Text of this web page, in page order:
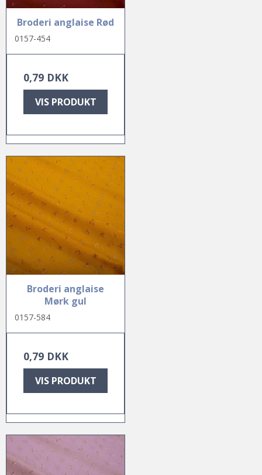
Broderi anglaise Rød
0157-454
0,79 DKK
VIS PRODUKT
Broderi anglaise
Mørk gul
0157-584
0,79 DKK
VIS PRODUKT